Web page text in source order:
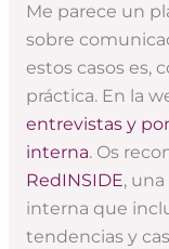
Me parece un
sobre
estos casos es,
práctica. En la
entrevistas y
interna. Os
RedINSIDE,
interna que
tendencias y